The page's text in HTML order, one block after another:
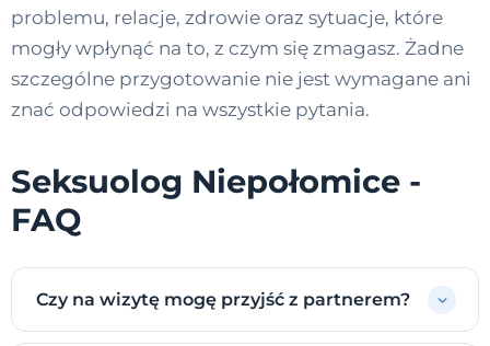
problemu, relacje, zdrowie oraz sytuacje, które
mogły wpłynąć na to, z czym się zmagasz. Żadne
szczególne przygotowanie nie jest wymagane ani
znać odpowiedzi na wszystkie pytania.
Seksuolog Niepołomice -
FAQ
Czy na wizytę mogę przyjść z partnerem?